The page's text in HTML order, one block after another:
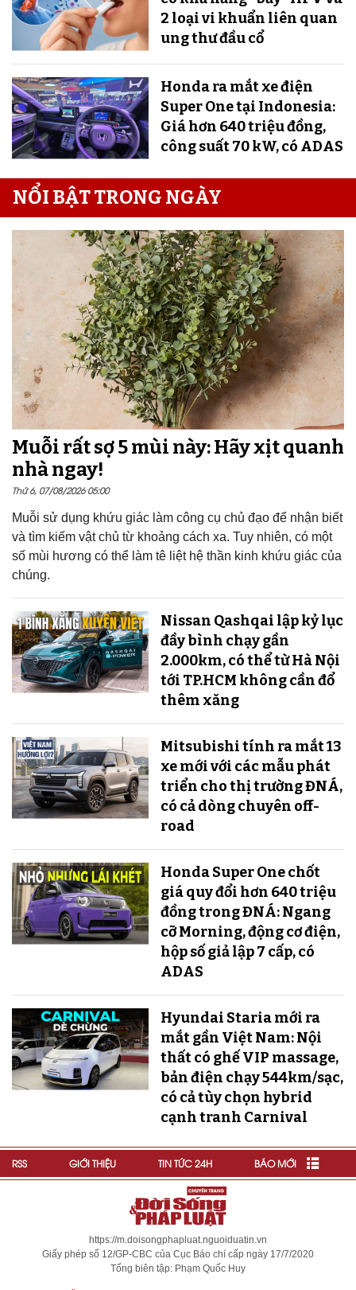
2 loại vi khuẩn liên quan
ung thư đầu cổ
Honda ra mắt xe điện
Super One tại Indonesia:
Giá hơn 640 triệu đồng,
công suất 70 kW, có ADAS
NỔI BẬT TRONG NGÀY
Muỗi rất sợ 5 mùi này: Hãy xịt quanh
nhà ngay!
Thứ 6, 07/08/2026 05:00
Muỗi sử dụng khứu giác làm công cụ chủ đạo để nhận biết
và tìm kiếm vật chủ từ khoảng cách xa. Tuy nhiên, có một
số mùi hương có thể làm tê liệt hệ thần kinh khứu giác của
chúng.
Nissan Qashqai lập kỷ lục
đầy bình chạy gần
2.000km, có thể từ Hà Nội
tới TP.HCM không cần đổ
thêm xăng
Mitsubishi tính ra mắt 13
xe mới với các mẫu phát
triển cho thị trường ĐNÁ,
có cả dòng chuyên off-
road
Honda Super One chốt
giá quy đổi hơn 640 triệu
đồng trong ĐNÁ: Ngang
cỡ Morning, động cơ điện,
hộp số giả lập 7 cấp, có
ADAS
Hyundai Staria mới ra
mắt gần Việt Nam: Nội
thất có ghế VIP massage,
bản điện chạy 544km/sạc,
có cả tùy chọn hybrid
cạnh tranh Carnival
RSS GIỚI THIỆU TIN TỨC 24H BÁO MỚI
https://m.doisongphapluat.nguoiduatin.vn
Giấy phép số 12/GP-CBC của Cục Báo chí cấp ngày 17/7/2020
Tổng biên tập: Phạm Quốc Huy